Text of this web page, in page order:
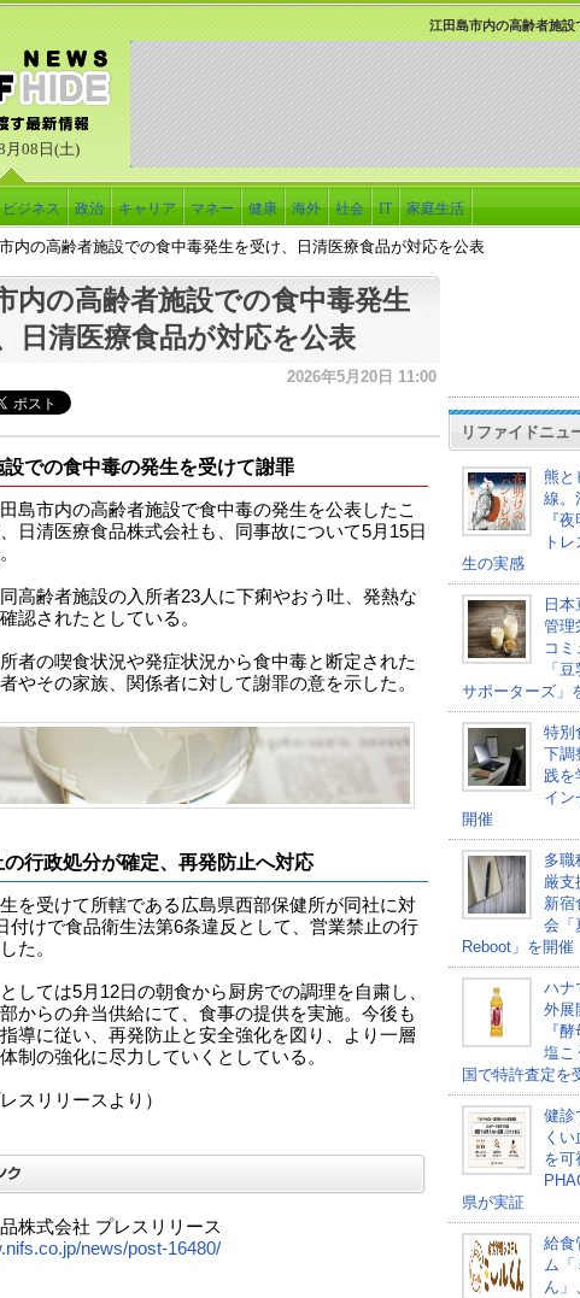
月08日(土)
江田島市内の高齢者施設
ビジネス 政治 キャリア マネー 健康 海外 社会 IT 家庭生活
内の高齢者施設での食中毒発生を受け、日清医療食品が対応を公表
内の高齢者施設での食中毒発生
日清医療食品が対応を公表
2026年5月20日 11:00
での食中毒の発生を受けて謝罪
島市内の高齢者施設で食中毒の発生を公表したこ
日清医療食品株式会社も、同事故について5月15日
高齢者施設の入所者23人に下痢やおう吐、発熱な
認されたとしている。
者の喫食状況や発症状況から食中毒と断定された
やその家族、関係者に対して謝罪の意を示した。
行政処分が確定、再発防止へ対応
を受けて所轄である広島県西部保健所が同社に対
付けで食品衛生法第6条違反として、営業禁止の行
た。
しては5月12日の朝食から厨房での調理を自粛し、
からの弁当供給にて、食事の提供を実施。今後も
導に従い、再発防止と安全強化を図り、より一層
制の強化に尽力していくとしている。
スリリースより）
株式会社 プレスリリース
news/post-16480/
リファイドニュ
熊と
線。
『
ト
生の実感
日本
管理
コミ
「
サポーターズ」
特別
下調
践を
イン
開催
多職
厳支
新宿
会「
Reboot」を開催
ハナ
外展
『
塩こ
国で特許査定を
健診
く
を可
県が実証
給食
ム「
ん」